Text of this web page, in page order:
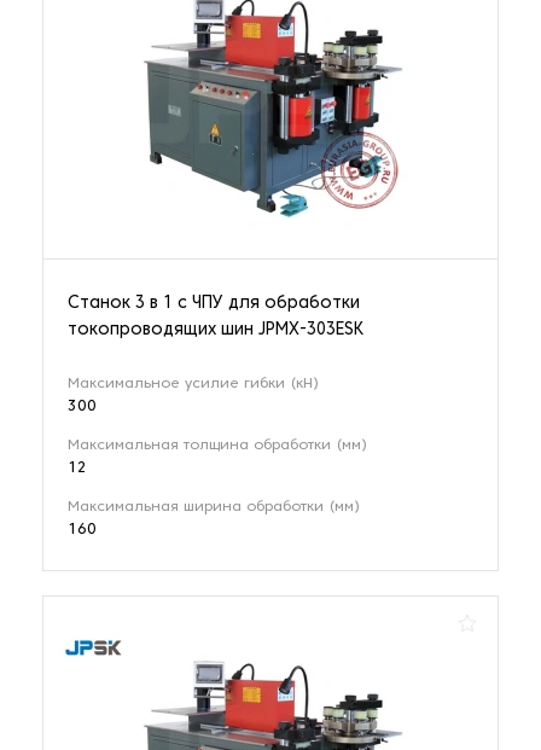
Станок 3 в 1 с ЧПУ для обработки
токопроводящих шин JPMX-303ESK
Максимальное усилие гибки (кН)
300
Максимальная толщина обработки (мм)
12
Максимальная ширина обработки (мм)
160